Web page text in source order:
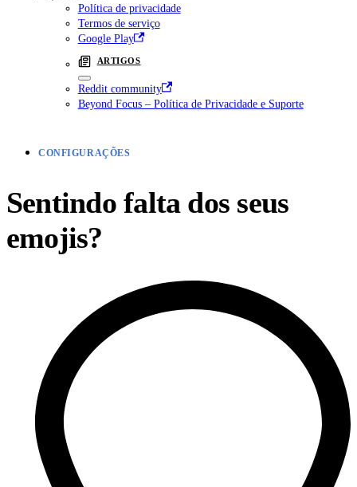
Política de privacidade
Termos de serviço
Google Play
ARTIGOS
Reddit community
Beyond Focus – Política de Privacidade e Suporte
CONFIGURAÇÕES
Sentindo falta dos seus
emojis?